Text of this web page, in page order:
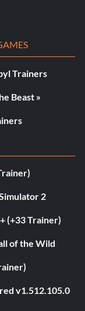
Trainers
Beast »
2
(+33 Trainer)
of the Wild
v1.512.105.0